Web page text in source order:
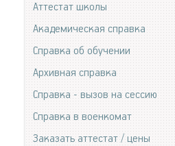
Аттестат школы
Академическая справка
Справка об обучении
Архивная справка
Справка - вызов на сессию
Справка в военкомат
Заказать аттестат / цены